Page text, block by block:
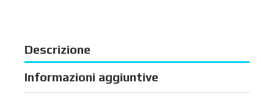
Descrizione
Informazioni aggiuntive